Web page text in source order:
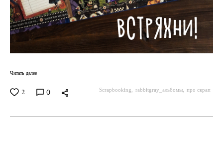
2 0 Scrapbooking rabbitgray_альбомы про скрап
Читать далее